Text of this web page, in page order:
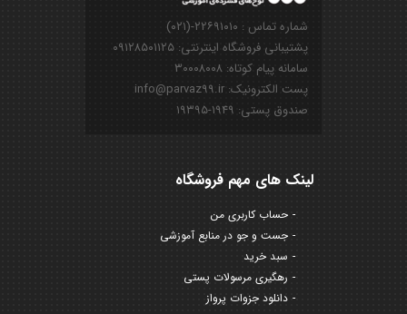
شماره تماس : ۲۲۶۹۱۰۱۰-(۰۲۱)
پشتیبانی فروشگاه اینترنتی: ۰۹۱۲۸۵۰۱۱۲۵
سامانه پیام کوتاه: ۳۰۰۰۸۰۰۸
پست الکترونیک: info@parvaz99.ir
صندوق پستی: ۱۹۴۹-۱۹۳۹۵
لینک های مهم فروشگاه
حساب کاربری من
جست و جو در منابع آموزشی
سبد خرید
رهگیری مرسولات پستی
دانلود جزوات پرواز